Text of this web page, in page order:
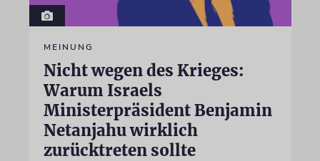
MEINUNG
Nicht wegen des Krieges:
Warum Israels
Ministerpräsident Benjamin
Netanjahu wirklich
zurücktreten sollte